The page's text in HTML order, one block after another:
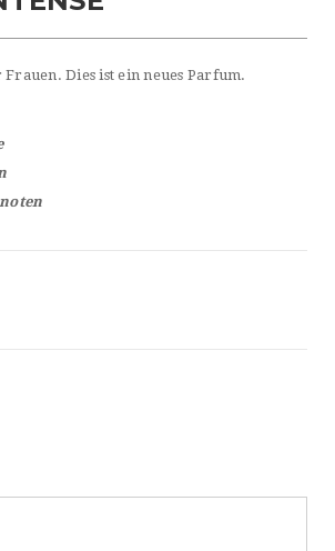
Dies ist ein neues Parfum.